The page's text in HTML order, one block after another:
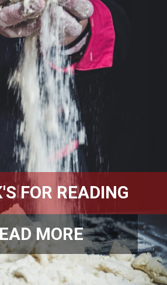
FOR READING
MORE